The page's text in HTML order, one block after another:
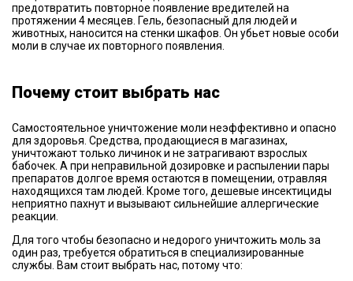
предотвратить повторное появление вредителей на
протяжении 4 месяцев. Гель, безопасный для людей и
животных, наносится на стенки шкафов. Он убьет новые особи
моли в случае их повторного появления.
Почему стоит выбрать нас
Самостоятельное уничтожение моли неэффективно и опасно
для здоровья. Средства, продающиеся в магазинах,
уничтожают только личинок и не затрагивают взрослых
бабочек. А при неправильной дозировке и распылении пары
препаратов долгое время остаются в помещении, отравляя
находящихся там людей. Кроме того, дешевые инсектициды
неприятно пахнут и вызывают сильнейшие аллергические
реакции.
Для того чтобы безопасно и недорого уничтожить моль за
один раз, требуется обратиться в специализированные
службы. Вам стоит выбрать нас, потому что: